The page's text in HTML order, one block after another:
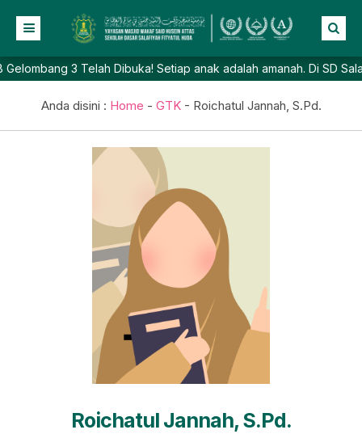
Beranda
Profil
Berita
3 Telah Dibuka! Setiap anak adalah amanah. Di SD
Anda disini : Home - GTK- Roichatul Jannah, S.Pd.
Roichatul Jannah, S.Pd.